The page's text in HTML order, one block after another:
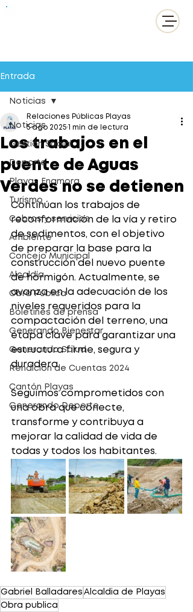
Entrada
Noticias
Gestión Social
Deporte
Playas Enamora
Turismo
Cobros y servicios
Ambiente
Concejo Municipal
Alcaldía
Obra Pública
Boletines de prensa
Generando Bienestar
Generando Salud
Rendicion de Cuentas 2024
Cantón Playas
Generando Deporte
Noticias
Los trabajos en el
puente de Aguas
Verdes no se detienen
Relaciones Públicas Playas
5 ago 2025 1 min de lectura
Continúan los trabajos de
reconformación de la vía y retiro
de sedimentos, con el objetivo
de preparar la base para la
construcción del nuevo puente
de hormigón. Actualmente, se
avanza en la adecuación de los
niveles requeridos para la
compactación del terreno, una
etapa clave para garantizar una
estructura firme, segura y
duradera.
Seguimos comprometidos con
una obra que conecte,
transforme y contribuya a
mejorar la calidad de vida de
todas y todos los habitantes.
Gabriel Balladares Alcaldia de Playas
Obra publica